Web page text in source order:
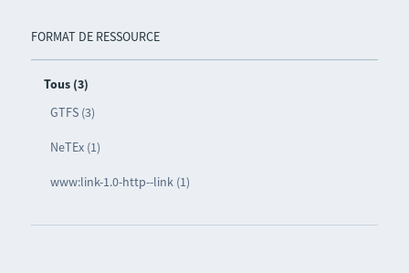
FORMAT DE RESSOURCE
Tous (3)
GTFS (3)
NeTEx (1)
www:link-1.0-http--link (1)